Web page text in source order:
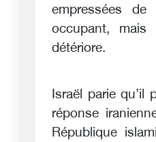
empressées de
occupant,
détériore.
Israël parie qu’il
réponse
République